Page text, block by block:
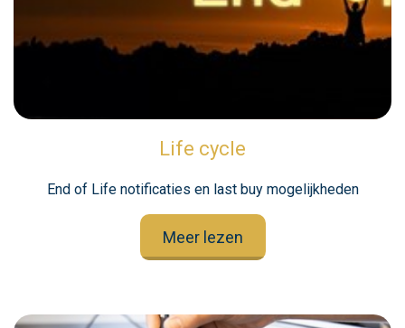
Life cycle
End of Life notificaties en last buy mogelijkheden
Meer lezen